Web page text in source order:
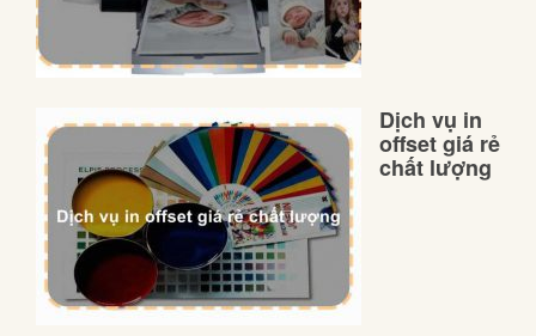
Dịch vụ in
offset giá rẻ
chất lượng